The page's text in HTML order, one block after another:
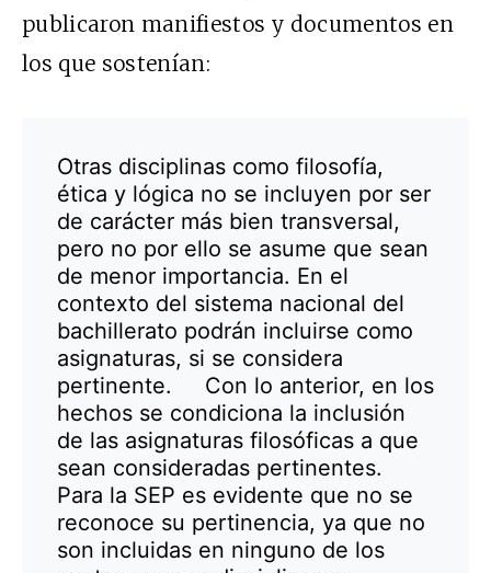
publicaron manifiestos y documentos en
los que sostenían:
Otras disciplinas como filosofía,
ética y lógica no se incluyen por ser
de carácter más bien transversal,
pero no por ello se asume que sean
de menor importancia. En el
contexto del sistema nacional del
bachillerato podrán incluirse como
asignaturas, si se considera
pertinente. Con lo anterior, en los
hechos se condiciona la inclusión
de las asignaturas filosóficas a que
sean consideradas pertinentes.
Para la SEP es evidente que no se
reconoce su pertinencia, ya que no
son incluidas en ninguno de los